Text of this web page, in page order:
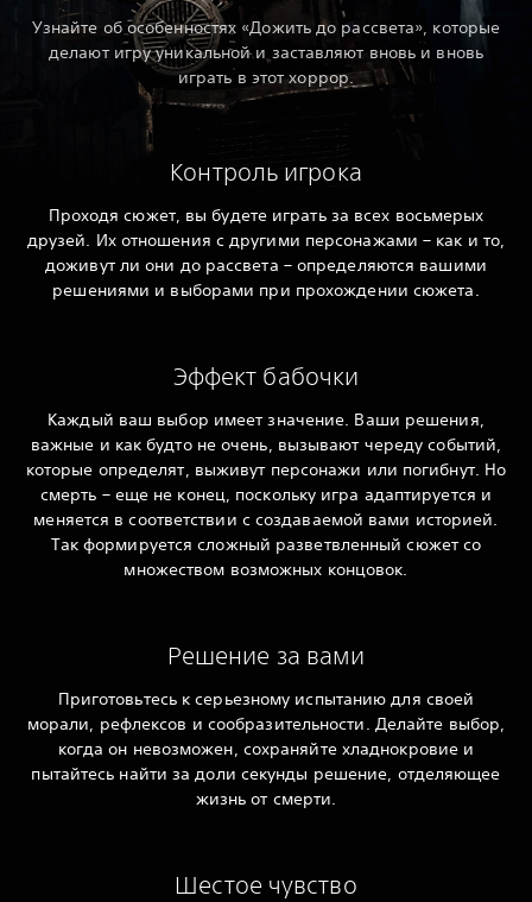
Узнайте об особенностях «Дожить до рассвета», которые
делают игру уникальной и заставляют вновь и вновь
играть в этот хоррор.
Контроль игрока
Проходя сюжет, вы будете играть за всех восьмерых
друзей. Их отношения с другими персонажами – как и то,
доживут ли они до рассвета – определяются вашими
решениями и выборами при прохождении сюжета.
Эффект бабочки
Каждый ваш выбор имеет значение. Ваши решения,
важные и как будто не очень, вызывают череду событий,
которые определят, выживут персонажи или погибнут. Но
смерть – еще не конец, поскольку игра адаптируется и
меняется в соответствии с создаваемой вами историей.
Так формируется сложный разветвленный сюжет со
множеством возможных концовок.
Решение за вами
Приготовьтесь к серьезному испытанию для своей
морали, рефлексов и сообразительности. Делайте выбор,
когда он невозможен, сохраняйте хладнокровие и
пытайтесь найти за доли секунды решение, отделяющее
жизнь от смерти.
Шестое чувство